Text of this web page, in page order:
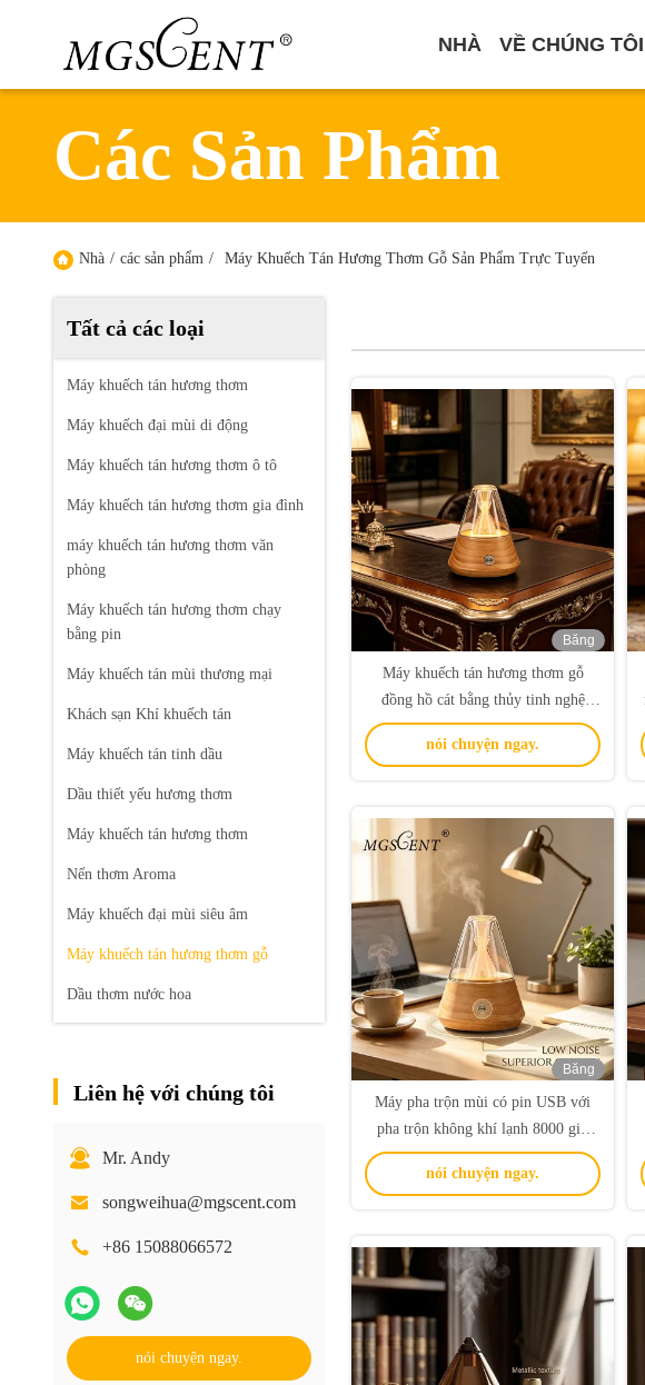
NHÀ VỀ CHÚNG TÔI
Các Sản Phẩm
Nhà / các sản phẩm / Máy Khuếch Tán Hương Thơm Gỗ Sản Phẩm Trực Tuyến
Tất cả các loại
Máy khuếch tán hương thơm
Máy khuếch đại mùi di động
Máy khuếch tán hương thơm ô tô
Máy khuếch tán hương thơm gia đình
máy khuếch tán hương thơm văn
phòng
Máy khuếch tán hương thơm chạy
bằng pin
Máy khuếch tán mùi thương mại
Khách sạn Khí khuếch tán
Máy khuếch tán tinh dầu
Dầu thiết yếu hương thơm
Máy khuếch tán hương thơm
Nến thơm Aroma
Máy khuếch đại mùi siêu âm
Máy khuếch tán hương thơm gỗ
Dầu thơm nước hoa
Liên hệ với chúng tôi
Mr. Andy
songweihua@mgscent.com
+86 15088066572
nói chuyện ngay.
Băng
hình
Máy khuếch tán hương thơm gỗ
đồng hồ cát bằng thủy tinh nghệ
thuật 2 chất lỏng với dịch vụ khuếch
tán không khí lạnh và tùy chỉnh
nói chuyện ngay.
Băng
Máy pha trộn mùi có pin USB với
pha trộn không khí lạnh 8000 giờ
tuổi thọ và thiết kế tùy chỉnh
nói chuyện ngay.